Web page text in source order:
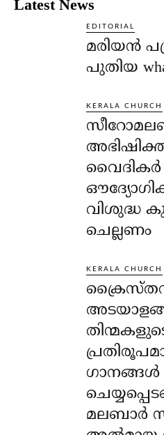
Latest News
EDITORIAL
മരിയൻ
പുതിയ
KERALA CHURCH
വിശുദ്ധ
ചെല്ലണം
KERALA CHURCH
മലബാർ